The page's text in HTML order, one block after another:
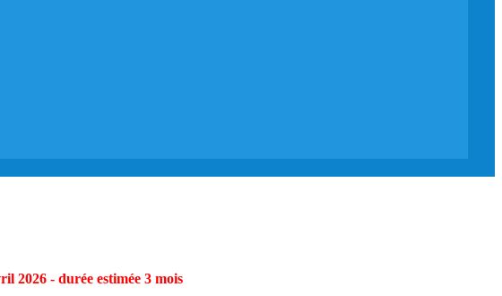
2026 - durée estimée 3 mois